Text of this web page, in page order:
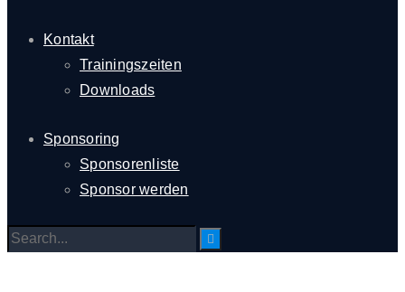
Kontakt
Trainingszeiten
Downloads
Sponsoring
Sponsorenliste
Sponsor werden